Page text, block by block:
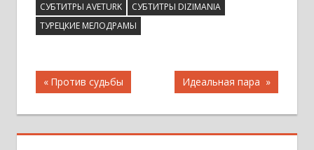
СУБТИТРЫ AVETURK
СУБТИТРЫ DIZIMANIA
ТУРЕЦКИЕ МЕЛОДРАМЫ
Навигация
Предыдущая
запись;
Против судьбы
Следующая
запись:
Идеальная пара